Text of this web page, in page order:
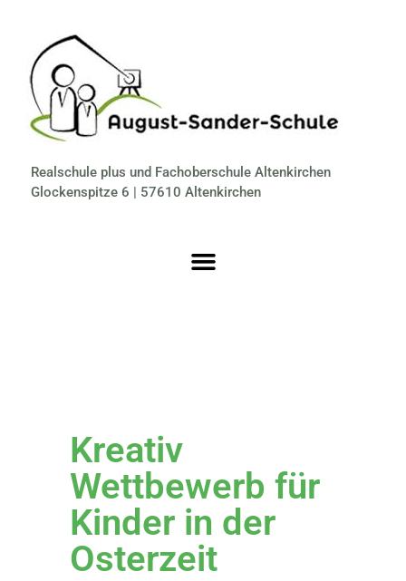
Realschule plus und Fachoberschule Altenkirchen
Glockenspitze 6 | 57610 Altenkirchen
Kreativ
Wettbewerb für
Kinder in der
Osterzeit